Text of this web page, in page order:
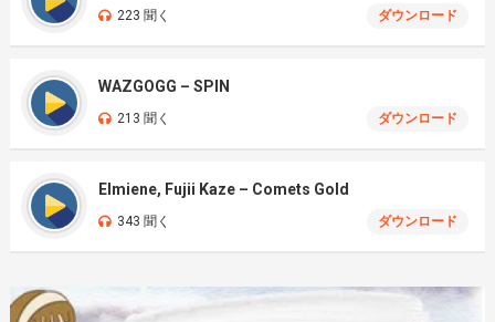
223 聞く ダウンロード
WAZGOGG – SPIN
213 聞く ダウンロード
Elmiene, Fujii Kaze – Comets Gold
343 聞く ダウンロード